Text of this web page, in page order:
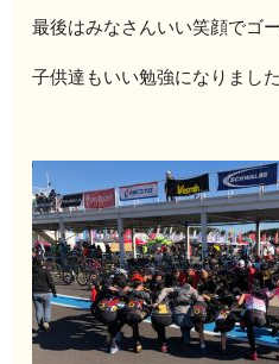
最後はみなさんいい笑顔でゴ
子供達もいい勉強になりまし